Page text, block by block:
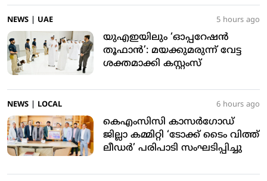
NEWS UAE 5 hours ago
യുഎഇയിലും ‘ഓപ്പറേഷന്‍
തൂഫാന്‍’: മയക്കുമരുന്ന് വേട്ട
ശക്തമാക്കി കസ്റ്റംസ്
NEWS LOCAL 6 hours ago
കെഎംസിസി കാസര്‍ഗോഡ്
ജില്ലാ കമ്മിറ്റി ‘ടോക്ക് ടൈം വിത്ത്
ലീഡര്‍’ പരിപാടി സംഘടിപ്പിച്ചു